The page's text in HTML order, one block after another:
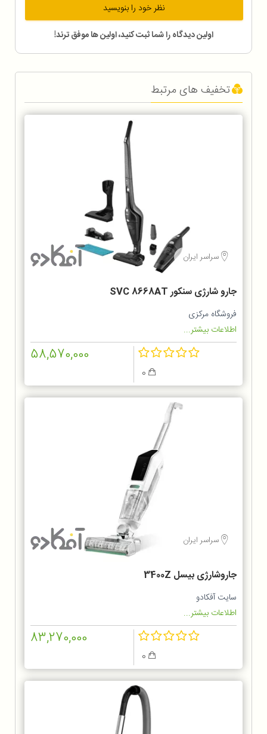
نظر خود را بنویسید
اولین دیدگاه را شما ثبت کنید، اولین ها موفق ترند!
تخفیف های مرتبط
سراسر ایران
جارو شارژی سنکور SVC 8668AT
فروشگاه مرکزی
اطلاعات بیشتر...
58,570,000
سراسر ایران
جاروشارژی بیسل 3400Z
سایت آفکادو
اطلاعات بیشتر...
83,270,000